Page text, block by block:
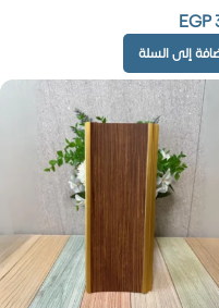
EGP
إلى السلة